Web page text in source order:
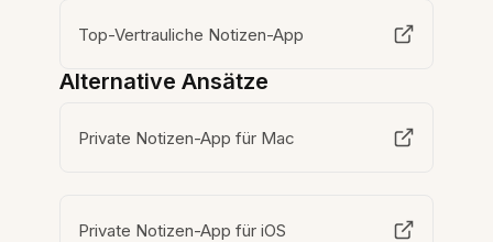
Top-Vertrauliche Notizen-App
Alternative Ansätze
Private Notizen-App für Mac
Private Notizen-App für iOS